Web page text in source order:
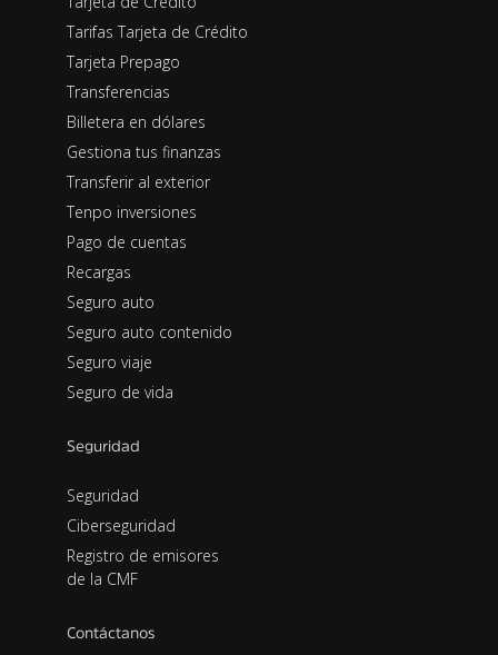
Tarifas Tarjeta de Crédito
Tarjeta Prepago
Transferencias
Billetera en dólares
Gestiona tus finanzas
Transferir al exterior
Tenpo inversiones
Pago de cuentas
Recargas
Seguro auto
Seguro auto contenido
Seguro viaje
Seguro de vida
Seguridad
Seguridad
Ciberseguridad
Registro de emisores
de la CMF
Contáctanos